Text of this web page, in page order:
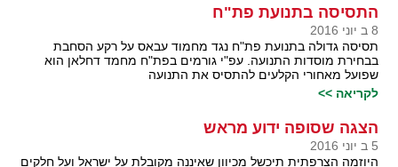
התסיסה בתנועת פת"ח
8 ב יוני 2016
תסיסה גדולה בתנועת פת"ח נגד מחמוד עבאס על רקע הסחבת
בבחירת מוסדות התנועה. עפ"י גורמים בפת"ח מחמד דחלאן הוא
שפועל מאחורי הקלעים להתסיס את התנועה
לקריאה >>
הצגה שסופה ידוע מראש
5 ב יוני 2016
היוזמה הצרפתית תיכשל מכיוון שאיננה מקובלת על ישראל ועל חלקים